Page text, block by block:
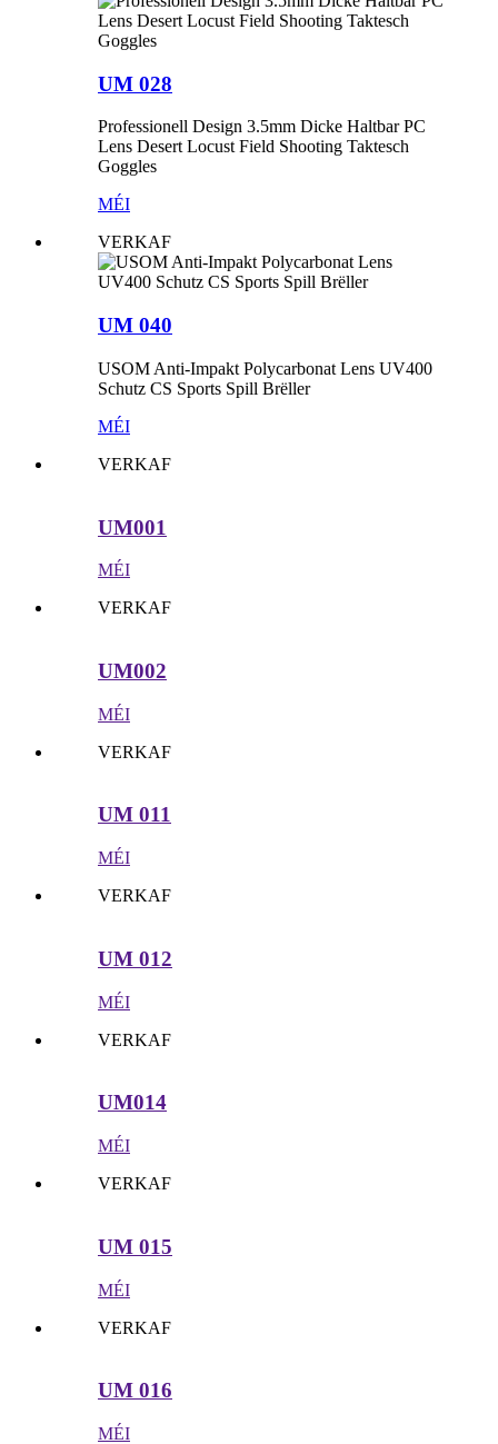
UM 028
Professionell Design 3.5mm Dicke Haltbar PC
Lens Desert Locust Field Shooting Taktesch
Goggles
MÉI
VERKAF
UM 040
USOM Anti-Impakt Polycarbonat Lens UV400
Schutz CS Sports Spill Brëller
MÉI
VERKAF
UM001
MÉI
VERKAF
UM002
MÉI
VERKAF
UM 011
MÉI
VERKAF
UM 012
MÉI
VERKAF
UM014
MÉI
VERKAF
UM 015
MÉI
VERKAF
UM 016
MÉI